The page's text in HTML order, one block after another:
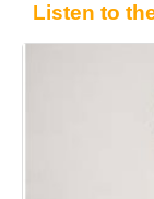
Listen to